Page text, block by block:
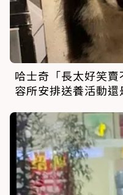
哈士奇「長太好笑
容所安排送養活動還